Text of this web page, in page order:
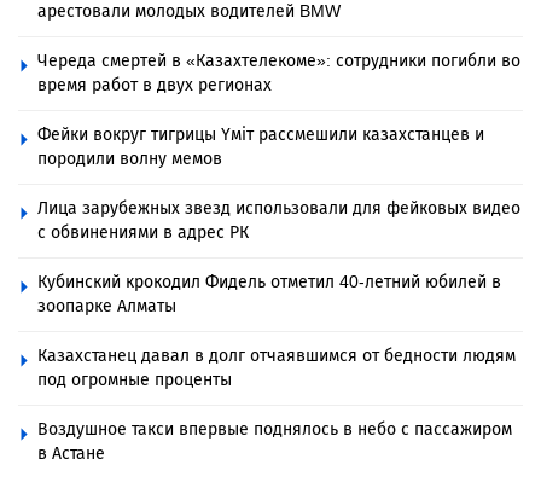
арестовали молодых водителей BMW
Череда смертей в «Казахтелекоме»: сотрудники погибли во
время работ в двух регионах
Фейки вокруг тигрицы Үміт рассмешили казахстанцев и
породили волну мемов
Лица зарубежных звезд использовали для фейковых видео
с обвинениями в адрес РК
Кубинский крокодил Фидель отметил 40-летний юбилей в
зоопарке Алматы
Казахстанец давал в долг отчаявшимся от бедности людям
под огромные проценты
Воздушное такси впервые поднялось в небо с пассажиром
в Астане